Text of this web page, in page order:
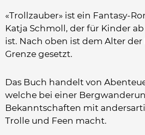
«Trollzauber» ist ein Fantasy-
Katja Schmoll, der für Kinder
ist. Nach oben ist dem Alter
Grenze gesetzt.
Das Buch handelt von
welche bei einer
Bekanntschaften mit
Trolle und Feen macht.